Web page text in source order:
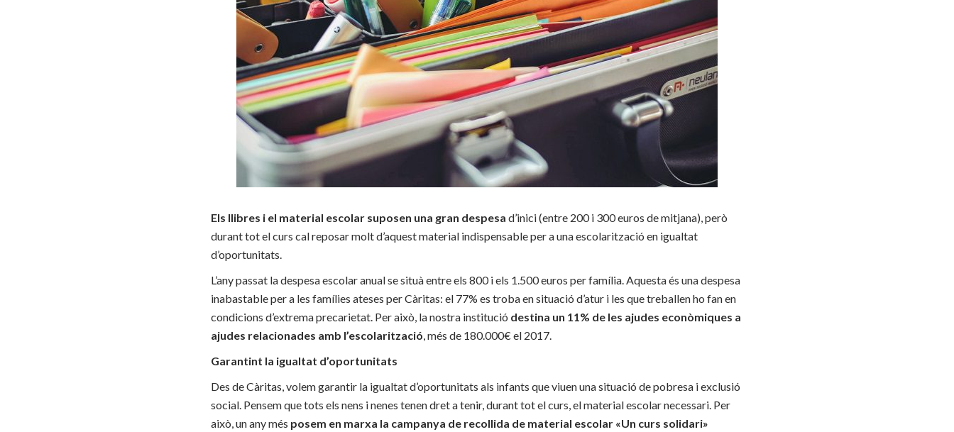
Els llibres i el material escolar suposen una gran despesa d’inici (entre 200 i 300 euros de mitjana), però
durant tot el curs cal reposar molt d’aquest material indispensable per a una escolarització en igualtat
d’oportunitats.
L’any passat la despesa escolar anual se situà entre els 800 i els 1.500 euros per família. Aquesta és una despesa
inabastable per a les famílies ateses per Càritas: el 77% es troba en situació d’atur i les que treballen ho fan en
condicions d’extrema precarietat. Per això, la nostra institució destina un 11% de les ajudes econòmiques a
ajudes relacionades amb l’escolarització, més de 180.000€ el 2017.
Garantint la igualtat d’oportunitats
Des de Càritas, volem garantir la igualtat d’oportunitats als infants que viuen una situació de pobresa i exclusió
social. Pensem que tots els nens i nenes tenen dret a tenir, durant tot el curs, el material escolar necessari. Per
això, un any més posem en marxa la campanya de recollida de material escolar «Un curs solidari»